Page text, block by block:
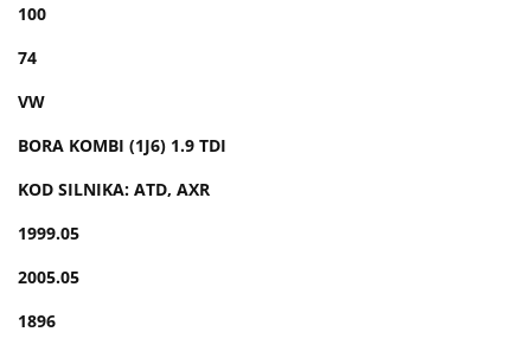
100
74
VW
BORA KOMBI (1J6) 1.9 TDI
KOD SILNIKA: ATD, AXR
1999.05
2005.05
1896